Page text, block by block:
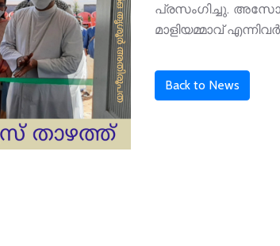
പ്രസംഗിച്ചു.
മാളിയമ്മാവ്
Back to News